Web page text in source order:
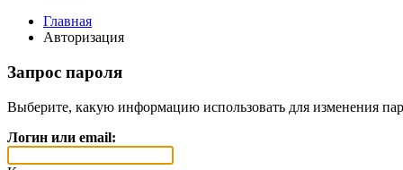
Главная
Авторизация
Запрос пароля
Выберите, какую информацию использовать для изменения
Логин или email: